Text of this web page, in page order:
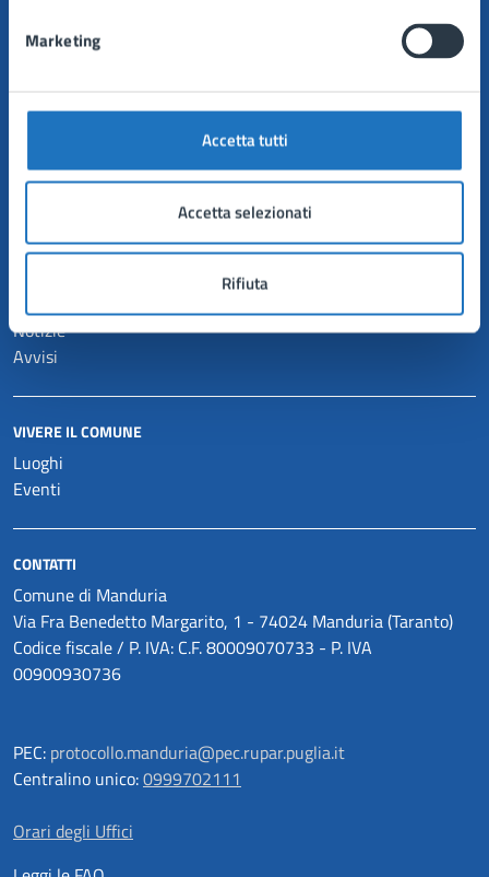
Marketing
Accetta tutti
Accetta selezionati
Rifiuta
Anagrafe e stato civile
Catasto e urbanistica
Tributi, finanze e contravvenzioni
Notizie
Avvisi
VIVERE IL COMUNE
Luoghi
Eventi
CONTATTI
Comune di Manduria
Via Fra Benedetto Margarito, 1 - 74024 Manduria (Taranto)
Codice fiscale / P. IVA: C.F. 80009070733 - P. IVA
00900930736
PEC: protocollo.manduria@pec.rupar.puglia.it
Centralino unico:0999702111
Orari degli Uffici